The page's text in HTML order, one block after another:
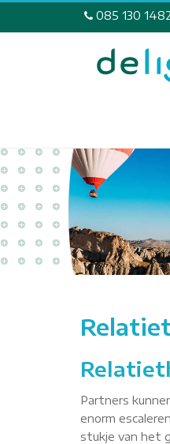
085 130 1482
Partners
enorm
stukje van het